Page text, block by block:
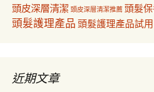
頭皮深層清潔 頭皮深層清潔推薦 頭髮
頭髮護理產品 頭髮護理產品試用
近期文章